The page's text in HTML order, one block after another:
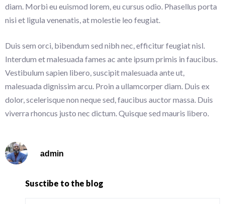
diam. Morbi eu euismod lorem, eu cursus odio. Phasellus porta
nisi et ligula venenatis, at molestie leo feugiat.
Duis sem orci, bibendum sed nibh nec, efficitur feugiat nisl.
Interdum et malesuada fames ac ante ipsum primis in faucibus.
Vestibulum sapien libero, suscipit malesuada ante ut,
malesuada dignissim arcu. Proin a ullamcorper diam. Duis ex
dolor, scelerisque non neque sed, faucibus auctor massa. Duis
viverra rhoncus justo nec dictum. Quisque sed mauris libero.
admin
Susctibe to the blog